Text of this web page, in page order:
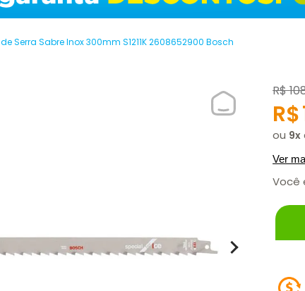
Serra Sabre Inox 300mm S1211K 2608652900 Bosch
R$
R$
ou 9
Ver
Você